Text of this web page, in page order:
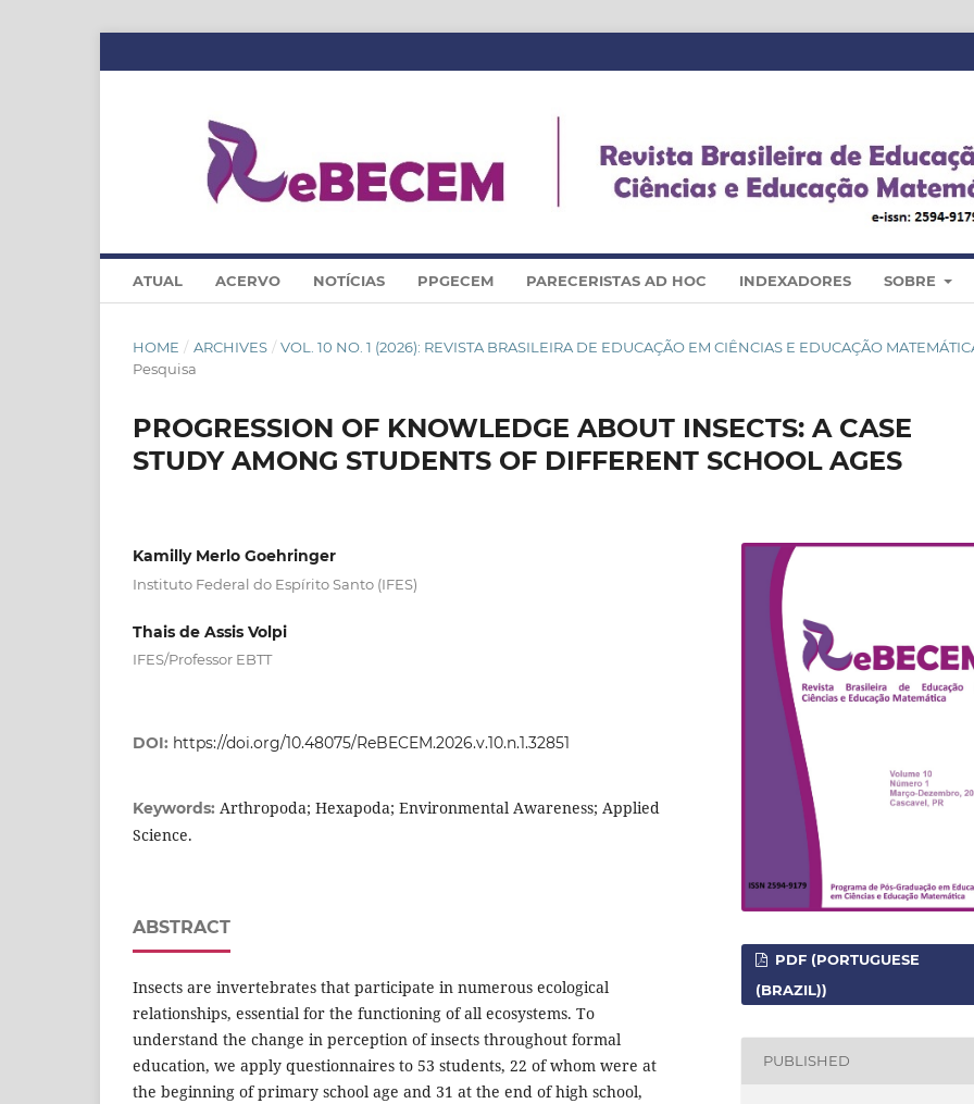
ATUAL ACERVO NOTÍCIAS PPGECEM PARECERISTAS AD HOC INDEXADORES SOBRE
HOME / ARCHIVES / VOL. 10 NO. 1 (2026): REVISTA BRASILEIRA DE EDUCAÇÃO EM CIÊNCIAS E EDUCAÇÃO
Pesquisa
PROGRESSION OF KNOWLEDGE ABOUT INSECTS: A CASE
STUDY AMONG STUDENTS OF DIFFERENT SCHOOL AGES
Kamilly Merlo Goehringer
Instituto Federal do Espírito Santo (IFES)
Thais de Assis Volpi
IFES/Professor EBTT
DOI: https://doi.org/10.48075/ReBECEM.2026.v.10.n.1.32851
Keywords: Arthropoda; Hexapoda; Environmental Awareness; Applied
Science.
ABSTRACT
Insects are invertebrates that participate in numerous ecological
relationships, essential for the functioning of all ecosystems. To
understand the change in perception of insects throughout formal
education, we apply questionnaires to 53 students, 22 of whom were at
the beginning of primary school age and 31 at the end of high school,
PDF (PORTUGUESE
(BRAZIL))
PUBLISHED